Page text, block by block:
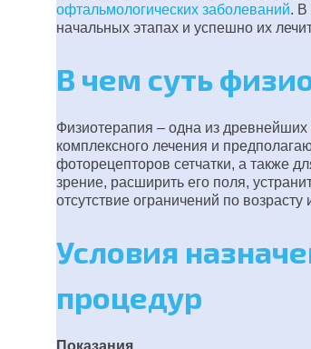
офтальмологических заболеваний. В
начальных этапах и успешно их
В чем суть
Физиотерапия – одна из
комплексного лечения и
фоторецепторов сетчатки, а также
зрение, расширить его поля,
отсутствие ограничений по
Условия
процедур
Показания